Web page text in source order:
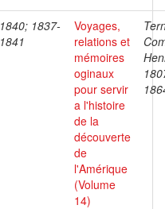
1840; 1837-
1841
Voyages,
relations et
mémoires
oginaux
pour servir
a l'histoire
de la
découverte
de
l'Amérique
(Volume
14)